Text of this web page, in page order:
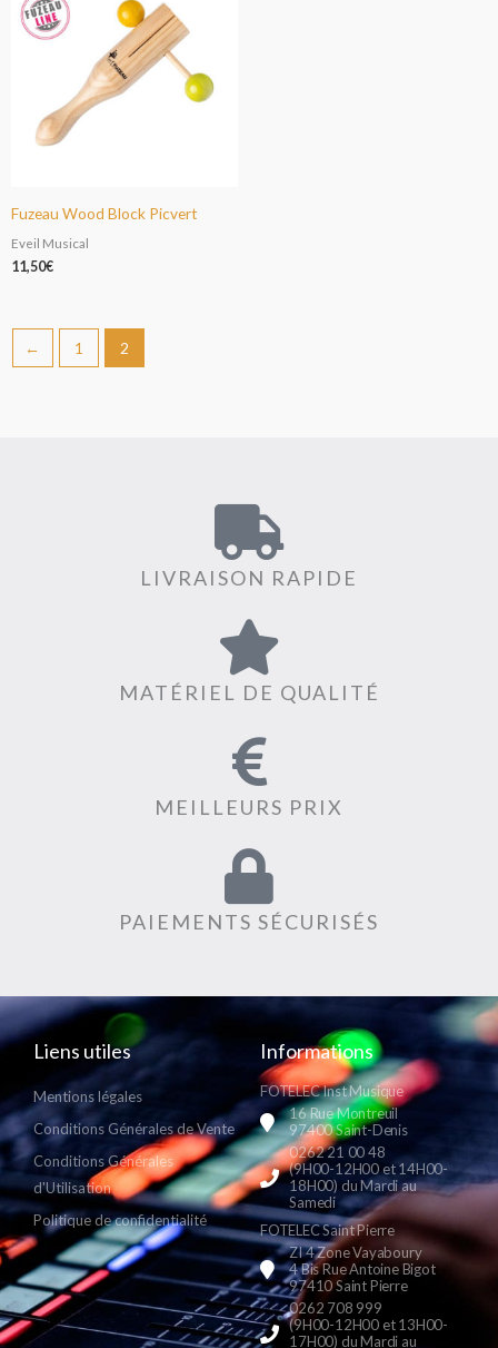
Fuzeau Wood Block Picvert
Eveil Musical
11,50€
← 1 2
LIVRAISON RAPIDE
MATÉRIEL DE QUALITÉ
MEILLEURS PRIX
PAIEMENTS SÉCURISÉS
Liens utiles
Mentions légales
Conditions Générales de Vente
Conditions Générales
d'Utilisation
Politique de confidentialité
Informations
FOTELEC Inst Musique
16 Rue Montreuil
97400 Saint-Denis
0262 21 00 48
(9H00-12H00 et 14H00-
18H00) du Mardi au
Samedi
FOTELEC Saint Pierre
ZI 4 Zone Vayaboury
4 Bis Rue Antoine Bigot
97410 Saint Pierre
0262 708 999
(9H00-12H00 et 13H00-
17H00) du Mardi au